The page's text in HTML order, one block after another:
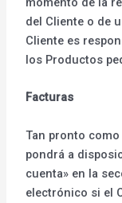
del Cliente o de
Cliente es
los Productos
Facturas
Tan pronto
pondrá a
cuenta» en la
electrónico si el